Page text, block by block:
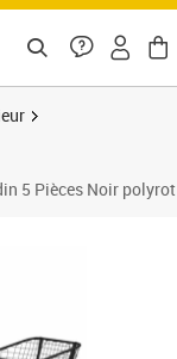
5 Pièces Noir